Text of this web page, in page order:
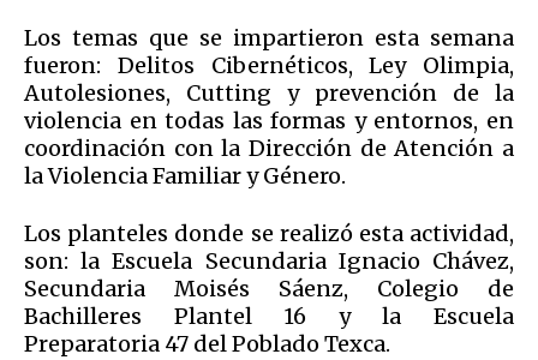
Los temas que se impartieron esta semana
fueron: Delitos Cibernéticos, Ley Olimpia,
Autolesiones, Cutting y prevención de la
violencia en todas las formas y entornos, en
coordinación con la Dirección de Atención a
la Violencia Familiar y Género.
Los planteles donde se realizó esta actividad,
son: la Escuela Secundaria Ignacio Chávez,
Secundaria Moisés Sáenz, Colegio de
Bachilleres Plantel 16 y la Escuela
Preparatoria 47 del Poblado Texca.